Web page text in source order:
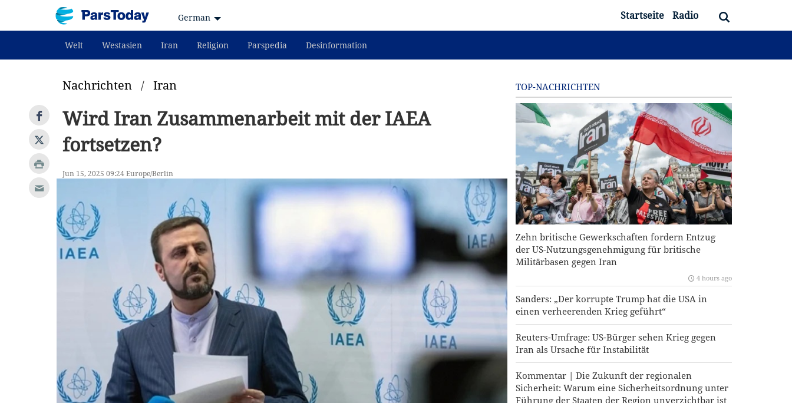
German Startseite Radio
Welt Westasien Iran Religion Parspedia Desinformation
Nachrichten / Iran
Wird Iran Zusammenarbeit mit der IAEA
fortsetzen?
Jun 15, 2025 09:24 Europe/Berlin
TOP-NACHRICHTEN
Zehn britische Gewerkschaften fordern Entzug
der US-Nutzungsgenehmigung für britische
Militärbasen gegen Iran
4 hours ago
Sanders: „Der korrupte Trump hat die USA in
einen verheerenden Krieg geführt“
Reuters-Umfrage: US-Bürger sehen Krieg gegen
Iran als Ursache für Instabilität
Kommentar | Die Zukunft der regionalen
Sicherheit: Warum eine Sicherheitsordnung unter
Führung der Staaten der Region unverzichtbar ist